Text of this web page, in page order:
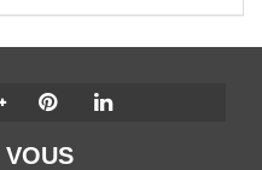
VOUS